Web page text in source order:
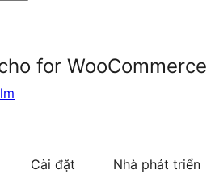
for WooCommerce
Cài đặt Nhà phát triển